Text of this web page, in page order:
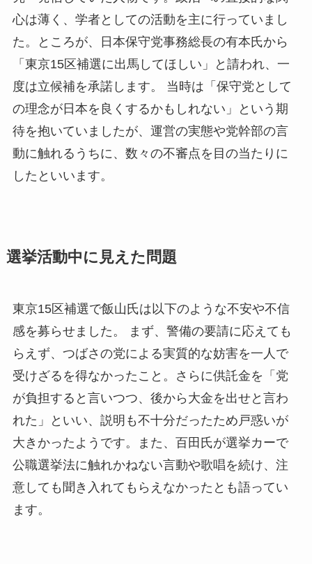
心は薄く、学者としての活動を主に行っていまし
た。ところが、日本保守党事務総長の有本氏から
「東京15区補選に出馬してほしい」と請われ、一
度は立候補を承諾します。 当時は「保守党として
の理念が日本を良くするかもしれない」という期
待を抱いていましたが、運営の実態や党幹部の言
動に触れるうちに、数々の不審点を目の当たりに
したといいます。
選挙活動中に見えた問題
東京15区補選で飯山氏は以下のような不安や不信
感を募らせました。 まず、警備の要請に応えても
らえず、つばさの党による実質的な妨害を一人で
受けざるを得なかったこと。さらに供託金を「党
が負担すると言いつつ、後から大金を出せと言わ
れた」といい、説明も不十分だったため戸惑いが
大きかったようです。また、百田氏が選挙カーで
公職選挙法に触れかねない言動や歌唱を続け、注
意しても聞き入れてもらえなかったとも語ってい
ます。